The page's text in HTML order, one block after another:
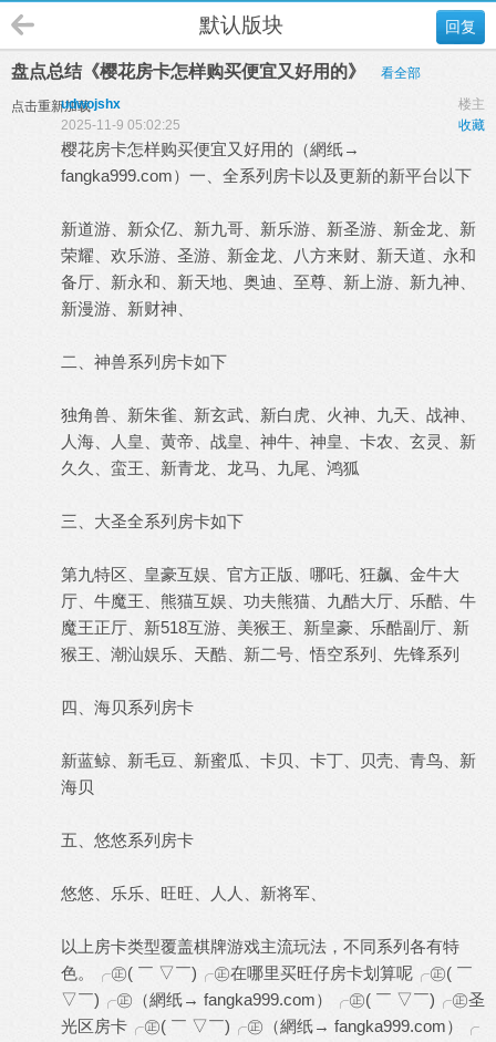
回复
默认版块
盘点总结《樱花房卡怎样购买便宜又好用的》 看全部
点击重新加载 楼主
udwojshx
收藏
2025-11-9 05:02:25
樱花房卡怎样购买便宜又好用的（網纸→
fangka999.com）一、全系列房卡以及更新的新平台以下
新道游、新众亿、新九哥、新乐游、新圣游、新金龙、新
荣耀、欢乐游、圣游、新金龙、八方来财、新天道、永和
备厅、新永和、新天地、奥迪、至尊、新上游、新九神、
新漫游、新财神、
二、神兽系列房卡如下
独角兽、新朱雀、新玄武、新白虎、火神、九天、战神、
人海、人皇、黄帝、战皇、神牛、神皇、卡农、玄灵、新
久久、蛮王、新青龙、龙马、九尾、鸿狐
三、大圣全系列房卡如下
第九特区、皇豪互娱、官方正版、哪吒、狂飙、金牛大
厅、牛魔王、熊猫互娱、功夫熊猫、九酷大厅、乐酷、牛
魔王正厅、新518互游、美猴王、新皇豪、乐酷副厅、新
猴王、潮汕娱乐、天酷、新二号、悟空系列、先锋系列
四、海贝系列房卡
新蓝鲸、新毛豆、新蜜瓜、卡贝、卡丁、贝壳、青鸟、新
海贝
五、悠悠系列房卡
悠悠、乐乐、旺旺、人人、新将军、
以上房卡类型覆盖棋牌游戏主流玩法，不同系列各有特
色。╭㊣( ￣ ▽￣)╭㊣在哪里买旺仔房卡划算呢╭㊣( ￣
▽￣)╭㊣（網纸→ fangka999.com）╭㊣( ￣ ▽￣)╭㊣圣
光区房卡╭㊣( ￣ ▽￣)╭㊣（網纸→ fangka999.com）╭